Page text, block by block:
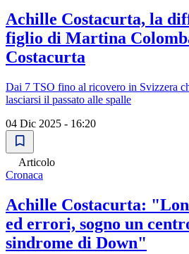
Achille Costacurta, la
figlio di Martina
Costacurta
Dai 7 TSO fino al ricovero in Svizzera
lasciarsi il passato alle spalle
04 Dic 2025 - 16:20
Articolo
Cronaca
Achille Costacurta:
ed errori, sogno un
sindrome di Down"